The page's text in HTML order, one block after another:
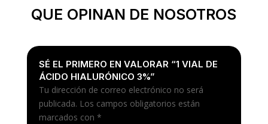
QUE OPINAN DE NOSOTROS
SÉ EL PRIMERO EN VALORAR “1 VIAL DE
ÁCIDO HIALURÓNICO 3%”
Tu dirección de correo electrónico no será
publicada. Los campos obligatorios están
marcados con *